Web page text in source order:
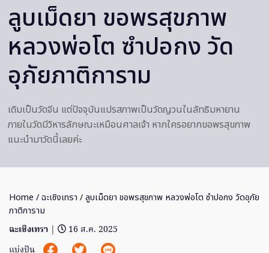
ลูบเม็ดยา ขอพรสุขภาพ
หลวงพ่อโต ซำปอกง วัด
อุภัยภาติการาม
เดิมเป็นวัดจีน แต่ปัจจุบันแปรสภาพเป็นวัดญวนในลัทธิมหายาน
ภายในวัดมีวิหารลักษณะเหมือนศาลเจ้า หากใครอยากขอพรสุขภาพ
แนะนำมาวัดนี้เลยค่ะ
Home /ฉะเชิงเทรา / ลูบเม็ดยา ขอพรสุขภาพ หลวงพ่อโต ซำปอกง วัดอุภัย
ภาติการาม
ฉะเชิงเทรา |
16 ส.ค. 2025